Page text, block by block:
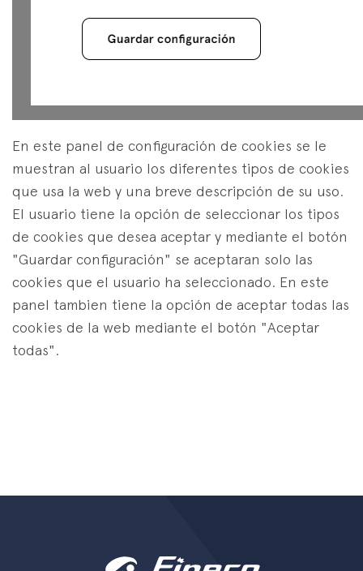
En este panel de configuración de cookies se le
muestran al usuario los diferentes tipos de cookies
que usa la web y una breve descripción de su uso.
El usuario tiene la opción de seleccionar los tipos
de cookies que desea aceptar y mediante el botón
"Guardar configuración" se aceptaran solo las
cookies que el usuario ha seleccionado. En este
panel tambien tiene la opción de aceptar todas las
cookies de la web mediante el botón "Aceptar
todas".